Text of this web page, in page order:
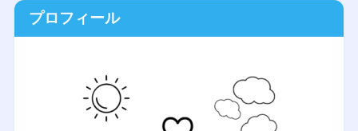
プロフィール